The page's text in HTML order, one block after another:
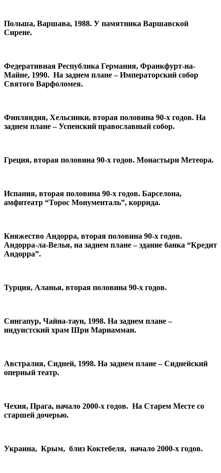
Польша, Варшава, 1988. У памятника Варшавской
Сирене.
Федеративная Республика Германия, Франкфурт-на-
Майне, 1990. На заднем плане – Императорский собор
Святого Варфоломея.
Финляндия, Хельсинки, вторая половина 90-х годов. На
заднем плане – Успенский православный собор.
Греция, вторая половина 90-х годов. Монастыри Метеора.
Испания, вторая половина 90-х годов. Барселона,
амфитеатр “Торос Монументаль”, коррида.
Княжество Андорра, вторая половина 90-х годов.
Андорра-ла-Велья, на заднем плане – здание банка “Кредит
Андорра”.
Турция, Аланья, вторая половина 90-х годов.
Сингапур, Чайна-таун, 1998. На заднем плане –
индуистский храм Шри Мариамман.
Австралия, Сидней, 1998. На заднем плане – Сиднейский
оперный театр.
Чехия, Прага, начало 2000-х годов. На Старем Месте со
старшей дочерью.
Украина, Крым, близ Коктебеля, начало 2000-х годов.